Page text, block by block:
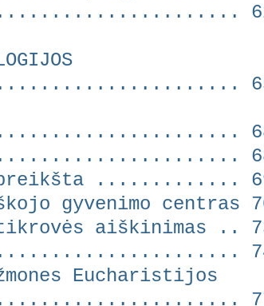
.............
gyvenimo centras
aiškinimas ..
Eucharistijos